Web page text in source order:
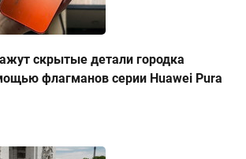
скрытые детали городка
флагманов серии Huawei Pura